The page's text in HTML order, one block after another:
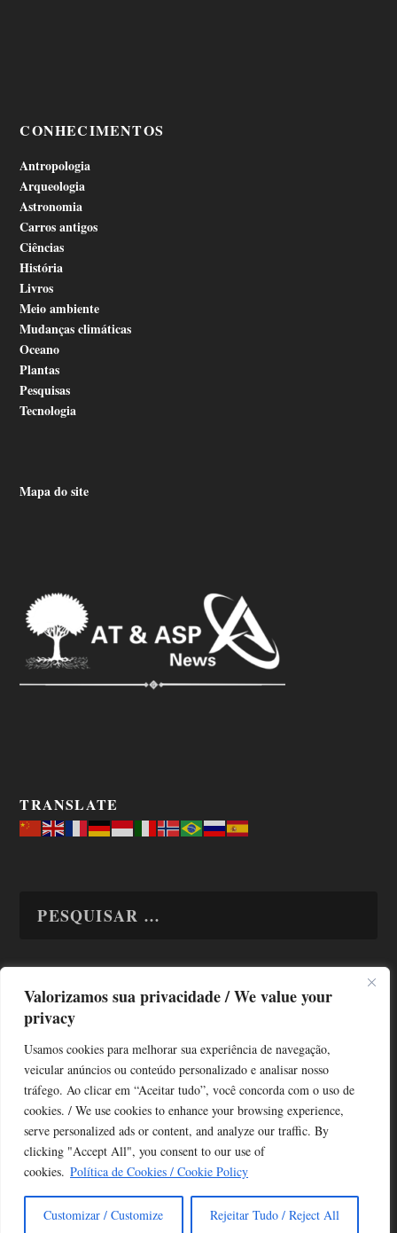
Valorizamos sua privacidade / We value your
privacy
Usamos cookies para melhorar sua experiência de navegação,
veicular anúncios ou conteúdo personalizado e analisar nosso
tráfego. Ao clicar em “Aceitar tudo”, você concorda com o uso de
cookies. / We use cookies to enhance your browsing experience,
serve personalized ads or content, and analyze our traffic. By
clicking "Accept All", you consent to our use of
cookies. Política de Cookies / Cookie Policy
Customizar / Customize Rejeitar Tudo / Reject All
CONHECIMENTOS
Antropologia
Arqueologia
Astronomia
Carros antigos
Ciências
História
Livros
Meio ambiente
Mudanças climáticas
Oceano
Plantas
Pesquisas
Tecnologia
Mapa do site
TRANSLATE
TODAS OS ASSUNTOS
Copyright © Alô Tatuapé 2013 / 2026
Desenvolvido por ALOSP MKT DIGITAL